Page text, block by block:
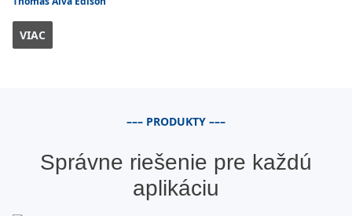
VIAC
––– PRODUKTY –––
Správne riešenie pre každú
aplikáciu